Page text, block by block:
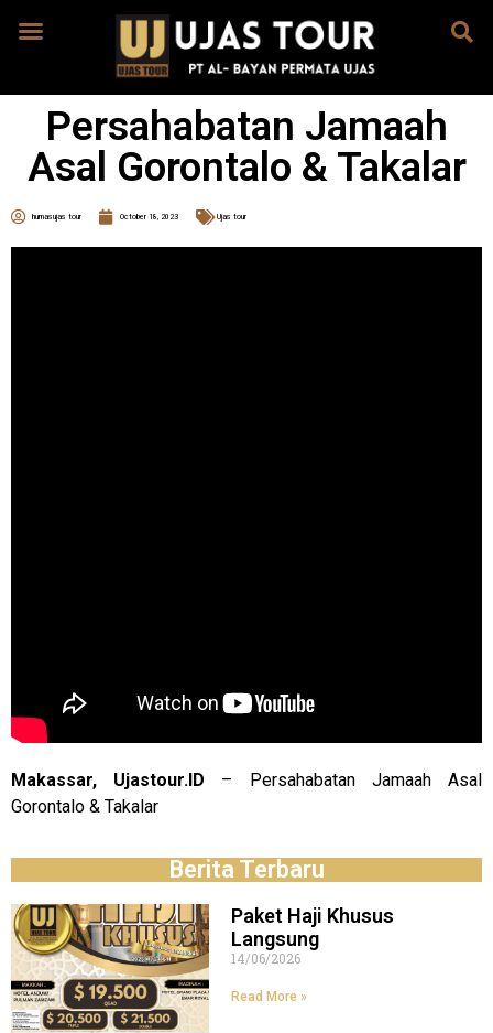
Persahabatan Jamaah
Asal Gorontalo & Takalar
humasujas tour October 18, 2023 Ujas tour
Makassar, Ujastour.ID – Persahabatan Jamaah Asal
Gorontalo & Takalar
Berita Terbaru
Paket Haji Khusus
Langsung
14/06/2026
Read More »